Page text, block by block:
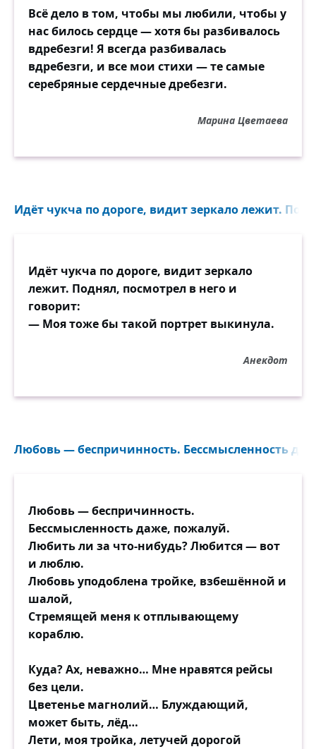
— Шекспир? Он из Италии...
Ну, и тому подобное
и, так сказать, так далее...
Вот так на подоконнике
Скажите, чем прославились
Мы сами — очень заняты,
а истина — нужна.
Надеемся, что справитесь,
ЗА КАЖДОГО — ОЧКО.
Всё дело в том, чтобы мы любили, чтобы у
нас билось сердце — хотя бы разбивалось
вдребезги! Я всегда разбивалась
вдребезги, и все мои стихи — те самые
серебряные сердечные дребезги.
Марина Цветаева
Идёт чукча по дороге, видит зеркало лежит.
Идёт чукча по дороге, видит зеркало
лежит. Поднял, посмотрел в него и
говорит:
— Моя тоже бы такой портрет выкинула.
Анекдот
Любовь — беспричинность. Бессмысленность
Любовь — беспричинность.
Бессмысленность даже, пожалуй.
Любить ли за что-нибудь? Любится — вот
и люблю.
Любовь уподоблена тройке, взбешённой и
шалой,
Стремящей меня к отплывающему
кораблю.
Куда? Ах, неважно… Мне нравятся рейсы
без цели.
Цветенье магнолий… Блуждающий,
может быть, лёд…
Лети, моя тройка, летучей дорогой